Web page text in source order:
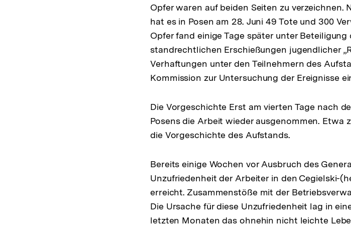
Opfer waren auf beiden Seiten zu
hat es in Posen am 28. Juni 49 Tote und 300
Opfer fand einige Tage später unter
standrechtlichen Erschießungen jugendlicher
Verhaftungen unter den Teilnehmern des
Kommission zur Untersuchung der Ereignisse
Die Vorgeschichte Erst am vierten Tage nach
Posens die Arbeit wieder ausgenommen. Etwa
die Vorgeschichte des Aufstands.
Bereits einige Wochen vor Ausbruch des
Unzufriedenheit der Arbeiter in den Cegielski-
erreicht. Zusammenstöße mit der
Die Ursache für diese Unzufriedenheit lag in
letzten Monaten das ohnehin nicht leichte